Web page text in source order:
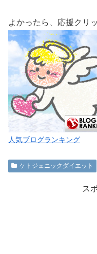
よかったら、応援クリ
人気ブログランキング
ケトジェニックダイエット
ス